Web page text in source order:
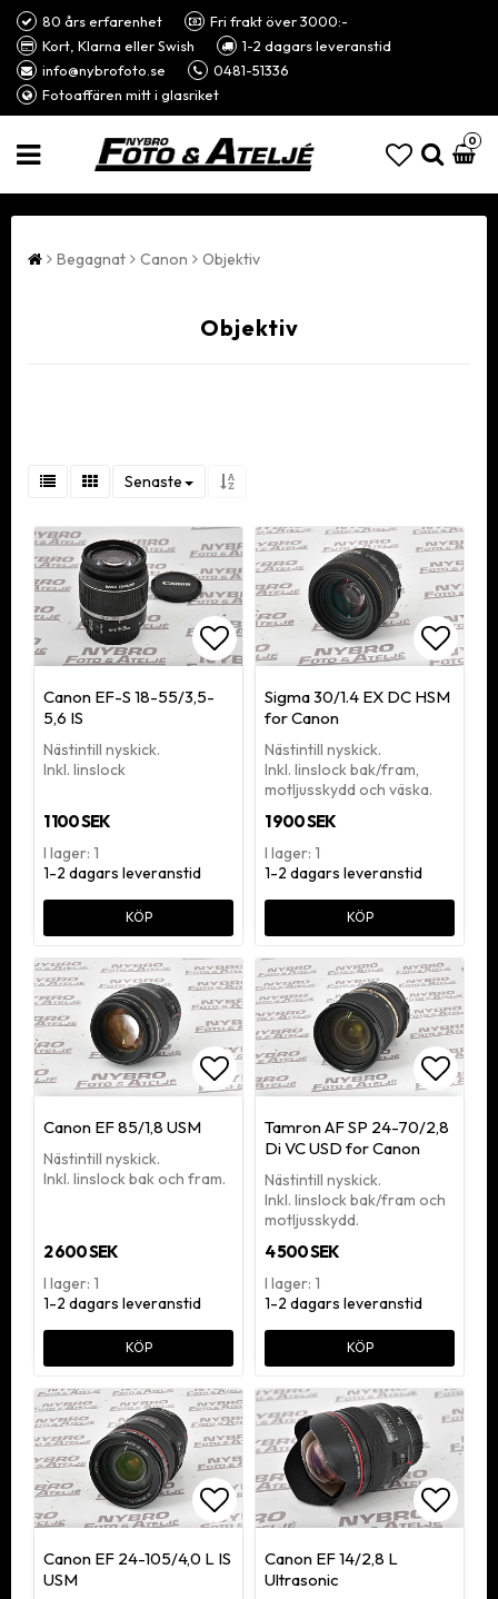
80 års erfarenhet
Fri frakt över 3000:-
Kort, Klarna eller Swish
1-2 dagars leveranstid
info@nybrofoto.se
0481-51336
Fotoaffären mitt i glasriket
0
Begagnat Canon Objektiv
Objektiv
Senaste
Lägg till i favoritlistan
Canon EF-S 18-55/3,5-
5,6 IS
Nästintill nyskick.
Inkl. linslock
1 100 SEK
I lager: 1
1-2 dagars leveranstid
KÖP
Lägg
Sigma 30/1.4 EX DC HSM
for Canon
Nästintill nyskick.
Inkl. linslock bak/fram,
motljusskydd och väska.
1 900 SEK
I lager: 1
1-2 dagars leveranstid
KÖP
Canon EF 85/1,8 USM
Nästintill nyskick.
Inkl. linslock bak och fram.
2 600 SEK
I lager: 1
1-2 dagars leveranstid
KÖP
Tamron AF SP 24-70/2,8
Di VC USD for Canon
Nästintill nyskick.
Inkl. linslock bak/fram och
motljusskydd.
4 500 SEK
I lager: 1
1-2 dagars leveranstid
KÖP
Lägg till i favoritlistan
Canon EF 24-105/4,0 L IS
USM
Lägg
Canon EF 14/2,8 L
Ultrasonic